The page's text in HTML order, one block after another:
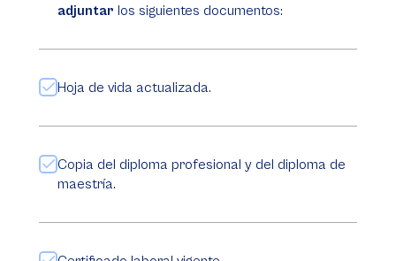
adjuntar los siguientes documentos:
Hoja de vida actualizada.
Copia del diploma profesional y del diploma de
maestría.